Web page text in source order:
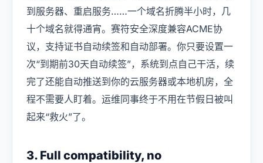
到服务器、重启服务……一个域名折腾半小时，几
十个域名就得通宵。赛符安全深度兼容ACME协
议，支持证书自动续签和自动部署。你只要设置一
次“到期前30天自动续签”，系统到点自己干活，续
完了还能自动推送到你的云服务器或本地机房，全
程不需要人盯着。运维同事终于不用在节假日被叫
起来“救火”了。
3. Full compatibility, no